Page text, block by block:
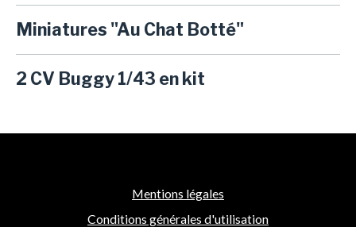
Miniatures "Au Chat Botté"
2 CV Buggy 1/43 en kit
Mentions légales
Conditions générales d'utilisation